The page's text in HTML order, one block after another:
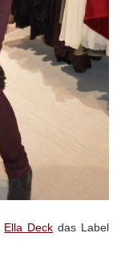
Ella Deck das Label